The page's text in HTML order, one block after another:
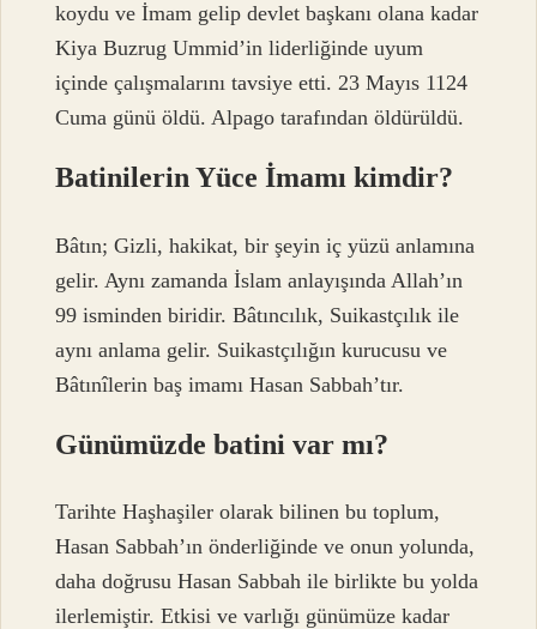
koydu ve İmam gelip devlet başkanı olana kadar
Kiya Buzrug Ummid’in liderliğinde uyum
içinde çalışmalarını tavsiye etti. 23 Mayıs 1124
Cuma günü öldü. Alpago tarafından öldürüldü.
Batinilerin Yüce İmamı kimdir?
Bâtın; Gizli, hakikat, bir şeyin iç yüzü anlamına
gelir. Aynı zamanda İslam anlayışında Allah’ın
99 isminden biridir. Bâtıncılık, Suikastçılık ile
aynı anlama gelir. Suikastçılığın kurucusu ve
Bâtınîlerin baş imamı Hasan Sabbah’tır.
Günümüzde batini var mı?
Tarihte Haşhaşiler olarak bilinen bu toplum,
Hasan Sabbah’ın önderliğinde ve onun yolunda,
daha doğrusu Hasan Sabbah ile birlikte bu yolda
ilerlemiştir. Etkisi ve varlığı günümüze kadar